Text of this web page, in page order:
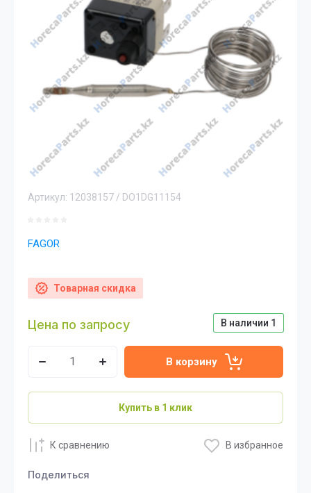
Артикул: 12038157 / DO1DG11154
FAGOR
Товарная скидка
В наличии 1
Цена по запросу
В корзину
Купить в 1 клик
К сравнению В избранное
Поделиться